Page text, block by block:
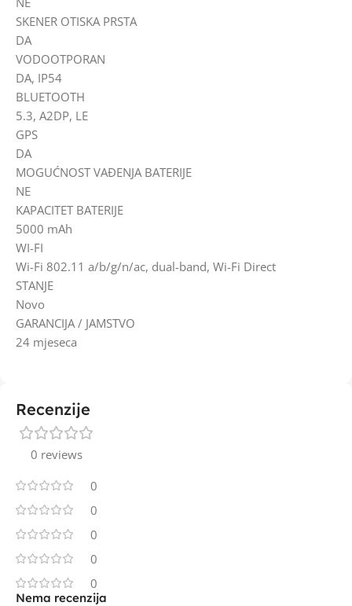
SKENER OTISKA PRSTA
DA
VODOOTPORAN
DA, IP54
BLUETOOTH
5.3, A2DP, LE
GPS
DA
MOGUĆNOST VAĐENJA BATERIJE
NE
KAPACITET BATERIJE
5000 mAh
WI-FI
Wi-Fi 802.11 a/b/g/n/ac, dual-band, Wi-Fi Direct
STANJE
Novo
GARANCIJA / JAMSTVO
24 mjeseca
Recenzije
0 reviews
0
0
0
0
0
Nema recenzija